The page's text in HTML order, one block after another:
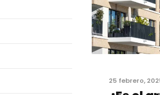
25 febrero,